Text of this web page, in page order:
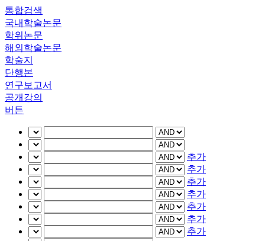
통합검색
국내학술논문
학위논문
해외학술논문
학술지
단행본
연구보고서
공개강의
버튼
추가
추가
추가
추가
추가
추가
추가